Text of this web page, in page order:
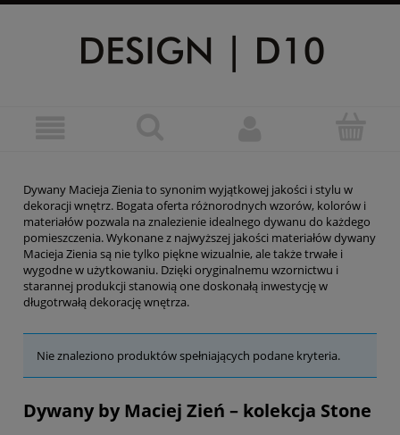
Dywany Macieja Zienia to synonim wyjątkowej jakości i stylu w
dekoracji wnętrz. Bogata oferta różnorodnych wzorów, kolorów i
materiałów pozwala na znalezienie idealnego dywanu do każdego
pomieszczenia. Wykonane z najwyższej jakości materiałów dywany
Macieja Zienia są nie tylko piękne wizualnie, ale także trwałe i
wygodne w użytkowaniu. Dzięki oryginalnemu wzornictwu i
starannej produkcji stanowią one doskonałą inwestycję w
długotrwałą dekorację wnętrza.
Nie znaleziono produktów spełniających podane kryteria.
Dywany by Maciej Zień – kolekcja Stone